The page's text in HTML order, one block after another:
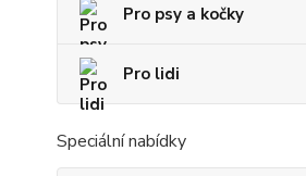
Pro psy a kočky
Pro lidi
Speciální nabídky